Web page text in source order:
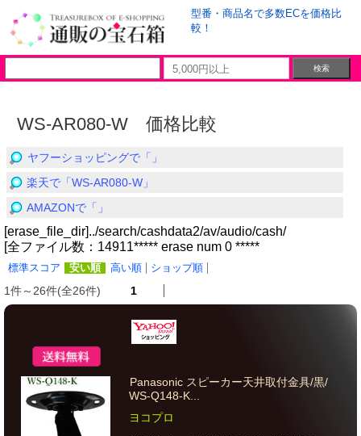
型番・商品名で多数ECを価格比
較！
WS-AR080-W 価格比較
ヤフーショッピングで「」
楽天で「WS-AR080-W」
AMAZONで「」
[erase_file_dir]../search/cashdata2/av/audio/cash/
[全ファイル数：14911***** erase num 0 *****
標準スコア 安い順 高い順 ショップ順
1件～26件(全26件) 1
Panasonic スピーカー天井取付金具/黒/
WS-Q148-K...
ヨコプロ